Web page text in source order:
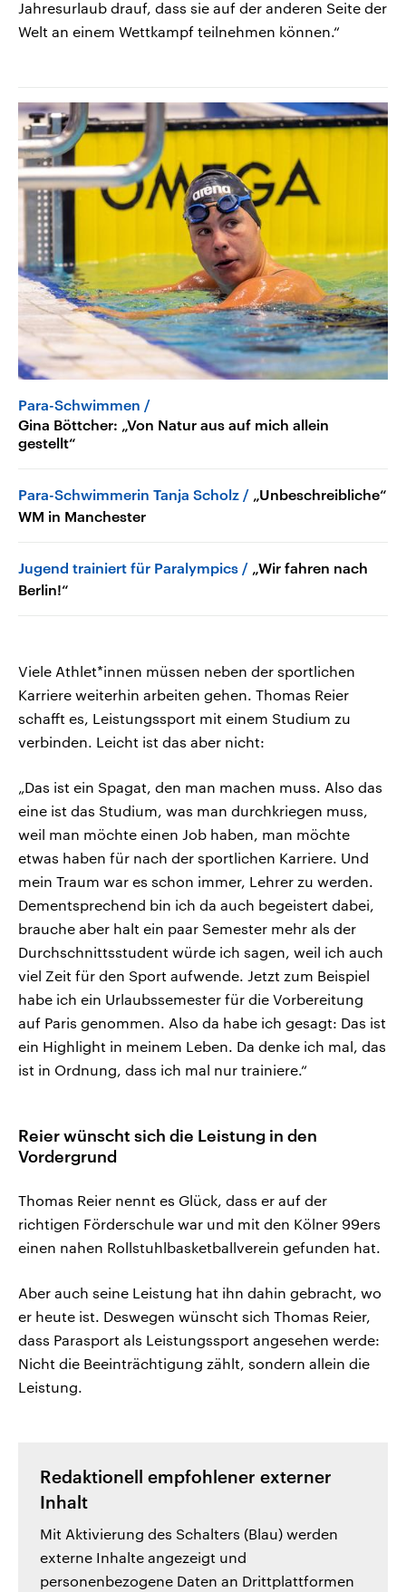
Jahresurlaub drauf, dass sie auf der anderen Seite der
Welt an einem Wettkampf teilnehmen können.“
Para-Schwimmen
Gina Böttcher: „Von Natur aus auf mich allein
gestellt“
Para-Schwimmerin Tanja Scholz
„Unbeschreibliche“
WM in Manchester
Jugend trainiert für Paralympics
„Wir fahren nach
Berlin!“
Viele Athlet*innen müssen neben der sportlichen
Karriere weiterhin arbeiten gehen. Thomas Reier
schafft es, Leistungssport mit einem Studium zu
verbinden. Leicht ist das aber nicht:
„Das ist ein Spagat, den man machen muss. Also das
eine ist das Studium, was man durchkriegen muss,
weil man möchte einen Job haben, man möchte
etwas haben für nach der sportlichen Karriere. Und
mein Traum war es schon immer, Lehrer zu werden.
Dementsprechend bin ich da auch begeistert dabei,
brauche aber halt ein paar Semester mehr als der
Durchschnittsstudent würde ich sagen, weil ich auch
viel Zeit für den Sport aufwende. Jetzt zum Beispiel
habe ich ein Urlaubssemester für die Vorbereitung
auf Paris genommen. Also da habe ich gesagt: Das ist
ein Highlight in meinem Leben. Da denke ich mal, das
ist in Ordnung, dass ich mal nur trainiere.“
Reier wünscht sich die Leistung in den
Vordergrund
Thomas Reier nennt es Glück, dass er auf der
richtigen Förderschule war und mit den Kölner 99ers
einen nahen Rollstuhlbasketballverein gefunden hat.
Aber auch seine Leistung hat ihn dahin gebracht, wo
er heute ist. Deswegen wünscht sich Thomas Reier,
dass Parasport als Leistungssport angesehen werde:
Nicht die Beeinträchtigung zählt, sondern allein die
Leistung.
Redaktionell empfohlener externer
Inhalt
Mit Aktivierung des Schalters (Blau) werden
externe Inhalte angezeigt und
personenbezogene Daten an Drittplattformen